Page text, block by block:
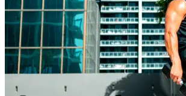
Gemelas, me pasó algo que cambió el
durante un entrenamiento me fracturé
empezó el verdadero juego: sin trabajo,
soccer, sin familia y con una fractura en
efficiency de Miami donde apenas
dejar el soccer y enfocarme en